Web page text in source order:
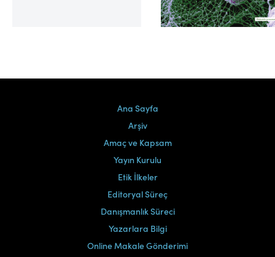
Cilt 39, Sayı 2
Ana Sayfa
Arşiv
Amaç ve Kapsam
Yayın Kurulu
Etik İlkeler
Editoryal Süreç
Danışmanlık Süreci
Yazarlara Bilgi
Online Makale Gönderimi